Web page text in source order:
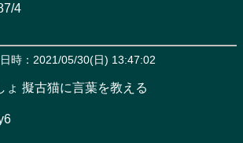
4
時：2021/05/30(日) 13:47:02
ょ 擬古猫に言葉を教える